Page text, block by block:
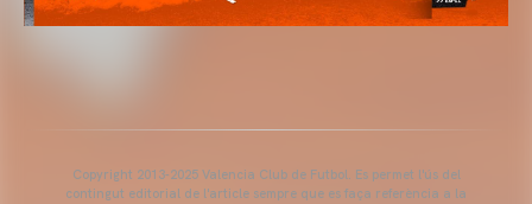
Copyright 2013-2025 Valencia Club de Futbol. Es permet l'ús del
contingut editorial de l'article sempre que es faça referència a la